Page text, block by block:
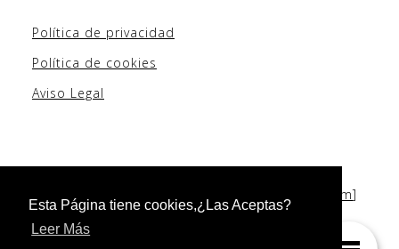
Esta Página tiene cookies,¿Las Aceptas?
Leer Más
Política de privacidad
Política de cookies
Aviso Legal
Copyright © [2019-2022] [ Empezandopormi.com]